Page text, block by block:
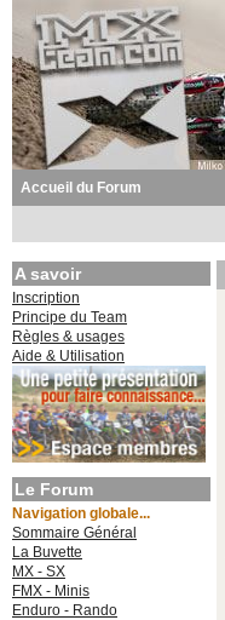
Accueil du Forum
A savoir
Inscription
Principe du Team
Règles & usages
Aide & Utilisation
Le Forum
Navigation globale...
Sommaire Général
La Buvette
MX - SX
FMX - Minis
Enduro - Rando